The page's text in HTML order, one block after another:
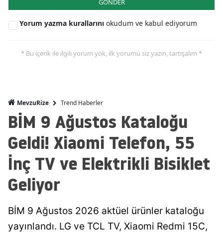
GÖNDER
Yorum yazma kurallarını okudum ve kabul ediyorum
* Bu içerik ile ilgili yorum yok, ilk yorumu siz yazın, tartışalım *
MevzuRize Trend Haberler
BİM 9 Ağustos Kataloğu
Geldi! Xiaomi Telefon, 55
İnç TV ve Elektrikli Bisiklet
Geliyor
BİM 9 Ağustos 2026 aktüel ürünler kataloğu
yayınlandı. LG ve TCL TV, Xiaomi Redmi 15C,